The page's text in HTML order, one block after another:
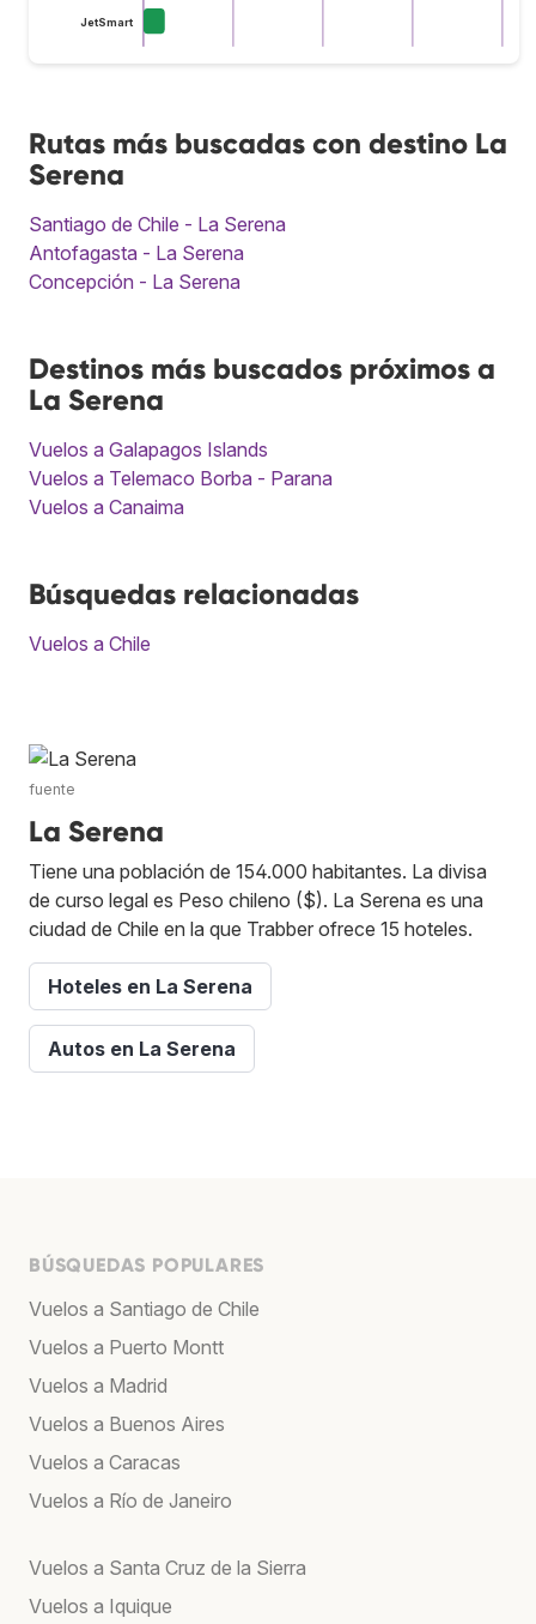
JetSmart
Rutas más buscadas con destino La
Serena
Santiago de Chile - La Serena
Antofagasta - La Serena
Concepción - La Serena
Destinos más buscados próximos a
La Serena
Vuelos a Galapagos Islands
Vuelos a Telemaco Borba - Parana
Vuelos a Canaima
Búsquedas relacionadas
Vuelos a Chile
fuente
La Serena
Tiene una población de 154.000 habitantes. La divisa
de curso legal es Peso chileno ($). La Serena es una
ciudad de Chile en la que Trabber ofrece 15 hoteles.
Hoteles en La Serena
Autos en La Serena
BÚSQUEDAS POPULARES
Vuelos a Santiago de Chile
Vuelos a Puerto Montt
Vuelos a Madrid
Vuelos a Buenos Aires
Vuelos a Caracas
Vuelos a Río de Janeiro
Vuelos a Santa Cruz de la Sierra
Vuelos a Iquique